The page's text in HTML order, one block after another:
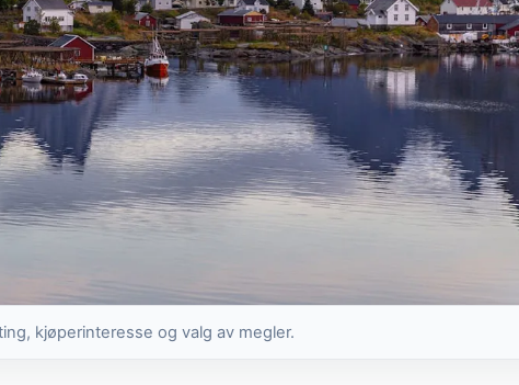
kjøperinteresse og valg av megler.